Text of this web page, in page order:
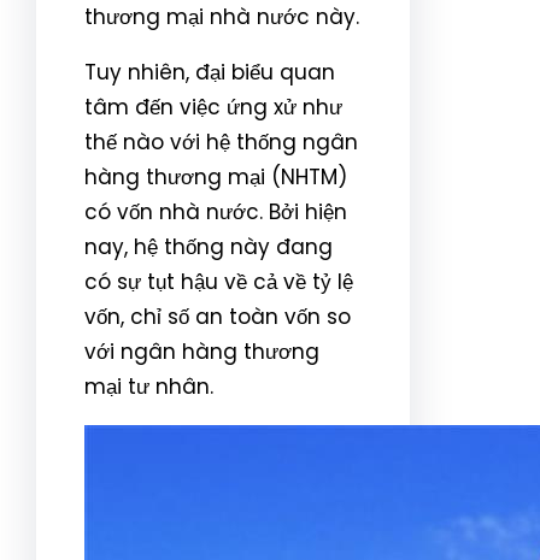
thương mại nhà nước này.
Tuy nhiên, đại biểu quan
tâm đến việc ứng xử như
thế nào với hệ thống ngân
hàng thương mại (NHTM)
có vốn nhà nước. Bởi hiện
nay, hệ thống này đang
có sự tụt hậu về cả về tỷ lệ
vốn, chỉ số an toàn vốn so
với ngân hàng thương
mại tư nhân.